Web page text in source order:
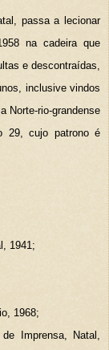
passa a lecionar
na cadeira que
e descontraídas,
inclusive vindos
Norte-rio-grandense
29, cujo patrono é
1941;
1968;
Imprensa, Natal,